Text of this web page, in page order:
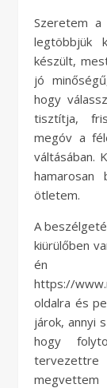
Szeretem a
legtöbbjük
készült,
jó
hogy
tisztítja,
megóv a
váltásában.
ötletem.
A
kiürülőben
én
https://
oldalra és
járok, annyi
hogy